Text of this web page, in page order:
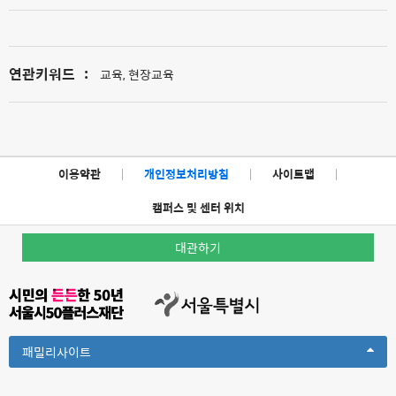
연관키워드 : 교육, 현장교육
이용약관 | 개인정보처리방침 | 사이트맵
|
캠퍼스 및 센터 위치
대관하기
패밀리사이트Toggle
Dropdown